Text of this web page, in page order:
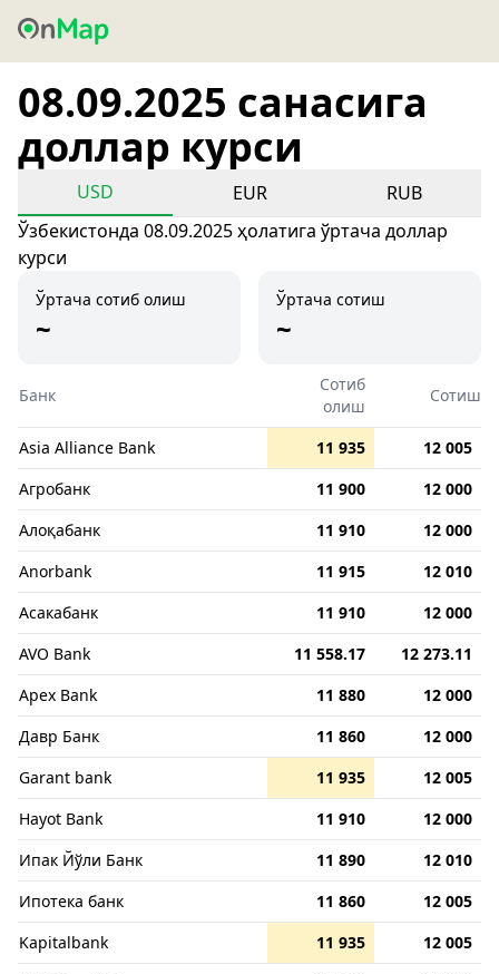
08.09.2025 санасига
доллар курси
USD EUR
RUB
Ўзбекистонда 08.09.2025 ҳолатига ўртача доллар
курси
Ўртача сотиб олиш
~
Ўртача сотиш
~
Банк
Сотиб
олиш
Сотиш
Asia Alliance Bank 11 935
12 005
Агробанк
11 900
12 000
Алоқабанк
11 910
12 000
Anorbank
11 915
12 010
Асакабанк
11 910
12 000
AVO Bank
11 558.17
12 273.11
Apex Bank
11 880
12 000
Давр Банк
11 860
12 000
Garant bank
11 935
12 005
Hayot Bank
11 910
12 000
Ипак Йўли Банк
11 890
12 010
Ипотека банк
11 860
12 005
Kapitalbank
11 935
12 005